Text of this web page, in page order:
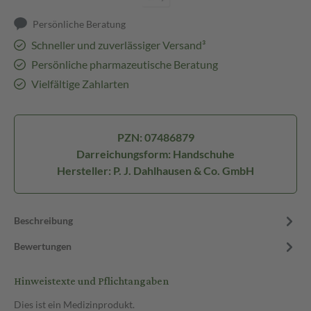
Persönliche Beratung
Schneller und zuverlässiger Versand³
Persönliche pharmazeutische Beratung
Vielfältige Zahlarten
PZN: 07486879
Darreichungsform: Handschuhe
Hersteller: P. J. Dahlhausen & Co. GmbH
Beschreibung
Bewertungen
Hinweistexte und Pflichtangaben
Dies ist ein Medizinprodukt.